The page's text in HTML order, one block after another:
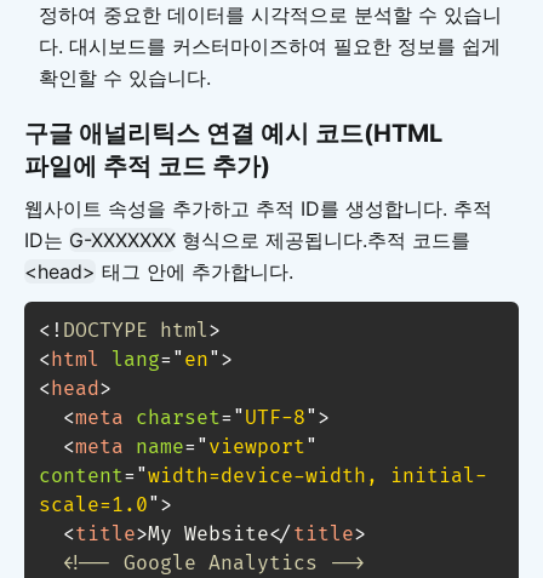
정하여 중요한 데이터를 시각적으로 분석할 수 있습니
다. 대시보드를 커스터마이즈하여 필요한 정보를 쉽게
확인할 수 있습니다.
구글 애널리틱스 연결 예시 코드(HTML
파일에 추적 코드 추가)
웹사이트 속성을 추가하고 추적 ID를 생성합니다. 추적
ID는 G-XXXXXXX 형식으로 제공됩니다.추적 코드를
<head> 태그 안에 추가합니다.
<! DOCTYPE html>
<html lang= "en">
<head>
<meta charset= "UTF-8">
<meta name= "viewport"
content= "width=device-width, initial-
scale=1.0">
<title>My Website</title>
<!-- Google Analytics -->